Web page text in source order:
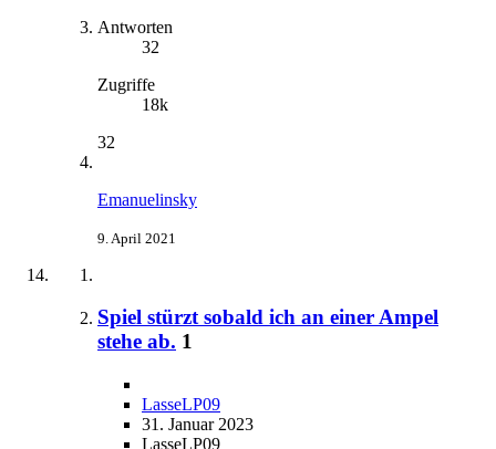
Antworten
32
Zugriffe
18k
32
Emanuelinsky
9. April 2021
Spiel stürzt sobald ich an einer Ampel
stehe ab. 1
LasseLP09
31. Januar 2023
LasseLP09